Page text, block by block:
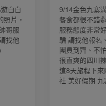
發團、團員22人剛好、行程住宿
薦業務 美好假期 郭賢齊小帥哥
有問必答 行程確實不錯沒有欺
隊琪琪姐服務優良會在最後等
不到人、成都導遊小佳有一說一
子說話有趣、第一次去大陸旅遊
驗良好、玩得開心🥳。金厦旅行
溝 cp值高 景色優美 推推👍